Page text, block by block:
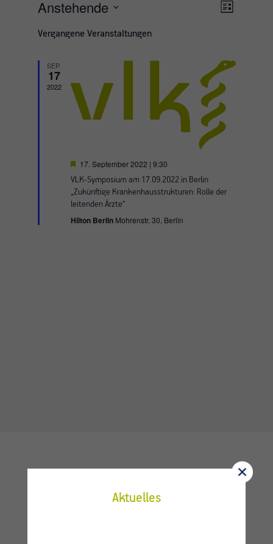
Liste
Anstehende
wählen.
Vergangene Veranstaltungen
SEP.
17
2022
Hervorgehoben
17. September 2022 | 9:30
VLK-Symposium am 17.09.2022 in Berlin
„Zukünftige Krankenhausstrukturen: Rolle der
leitenden Ärzte“
Hilton Berlin Mohrenstr. 30, Berlin
Aktuelles